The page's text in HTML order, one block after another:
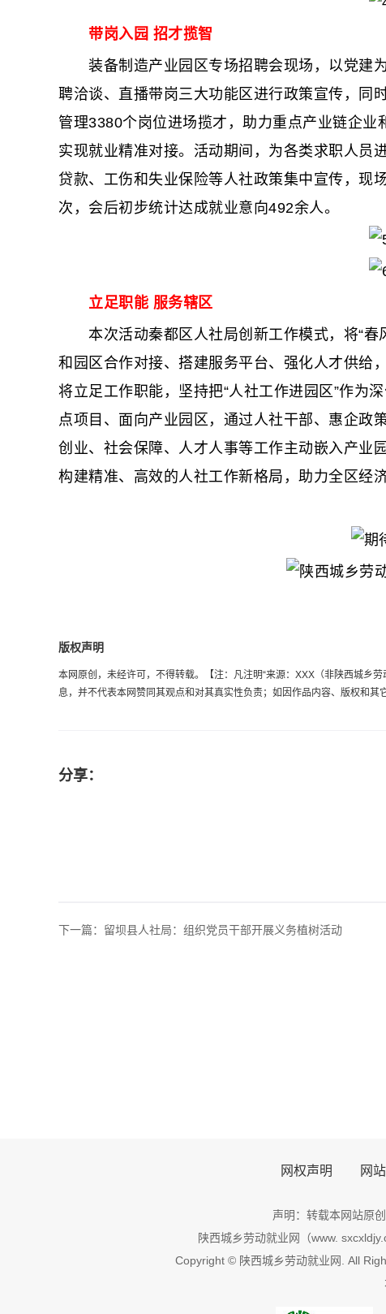
带岗入园 招才揽智
装备制造产业园区专场招聘会现场，以党建
聘洽谈、直播带岗三大功能区进行政策宣传，同
管理3380个岗位进场揽才，助力重点产业链企
实现就业精准对接。活动期间，为各类求职人员
贷款、工伤和失业保险等人社政策集中宣传，现
次，会后初步统计达成就业意向492余人。
立足职能 服务辖区
本次活动秦都区人社局创新工作模式，将“春
和园区合作对接、搭建服务平台、强化人才供给
将立足工作职能，坚持把“人社工作进园区”作为
点项目、面向产业园区，通过人社干部、惠企政
创业、社会保障、人才人事等工作主动嵌入产业
构建精准、高效的人社工作新格局，助力全区经
版权声明
本网原创，未经许可，不得转载。【注：凡注明“来源：XXX（非陕西城乡
息，并不代表本网赞同其观点和对其真实性负责；如因作品内容、版权和
分享：
下一篇： 留坝县人社局：组织党员干部开展义务植树活动
网权声明 网
声明：转载本网站原
陕西城乡劳动就业网（www.
Copyright © 陕西城乡劳动就业网. All